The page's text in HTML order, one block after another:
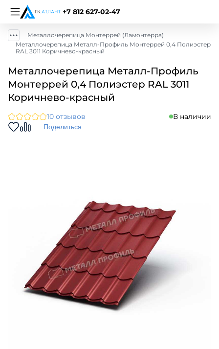
+7 812 627-02-47
Металлочерепица Монтеррей (Ламонтерра)
Металлочерепица Металл-Профиль Монтеррей 0,4 Полиэстер
RAL 3011 Коричнево-красный
Металлочерепица Металл-Профиль
Монтеррей 0,4 Полиэстер RAL 3011
Коричнево-красный
10 отзывов В наличии
Поделиться